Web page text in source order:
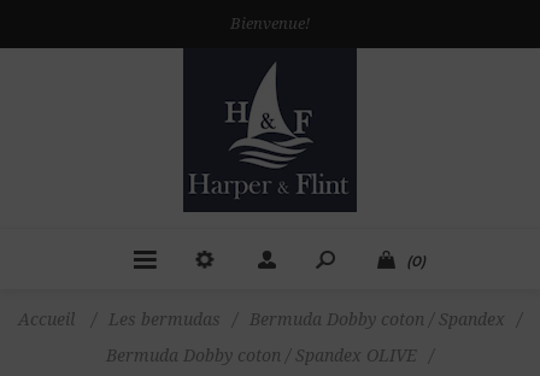
Bienvenue!
(0)
Accueil / Les bermudas / Bermuda Dobby coton / Spandex
/
Bermuda Dobby coton / Spandex OLIVE
/